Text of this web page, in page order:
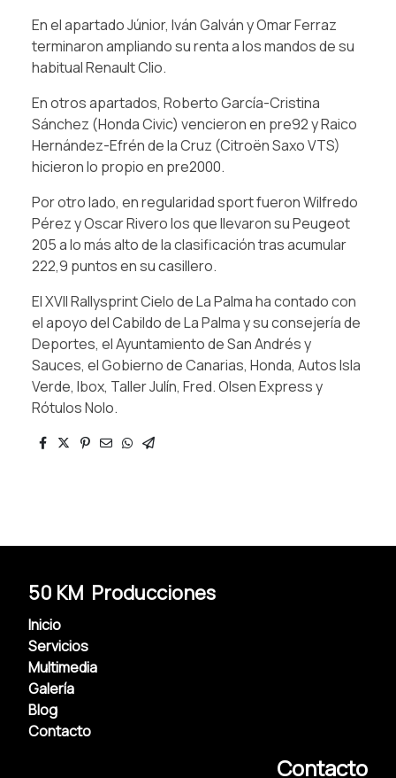
En el apartado Júnior, Iván Galván y Omar Ferraz
terminaron ampliando su renta a los mandos de su
habitual Renault Clio.
En otros apartados, Roberto García-Cristina
Sánchez (Honda Civic) vencieron en pre92 y Raico
Hernández-Efrén de la Cruz (Citroën Saxo VTS)
hicieron lo propio en pre2000.
Por otro lado, en regularidad sport fueron Wilfredo
Pérez y Oscar Rivero los que llevaron su Peugeot
205 a lo más alto de la clasificación tras acumular
222,9 puntos en su casillero.
El XVII Rallysprint Cielo de La Palma ha contado con
el apoyo del Cabildo de La Palma y su consejería de
Deportes, el Ayuntamiento de San Andrés y
Sauces, el Gobierno de Canarias, Honda, Autos Isla
Verde, Ibox, Taller Julín, Fred. Olsen Express y
Rótulos Nolo.
50 KM Producciones
Inicio
Servicios
Multimedia
Galería
Blog
Contacto
Contacto